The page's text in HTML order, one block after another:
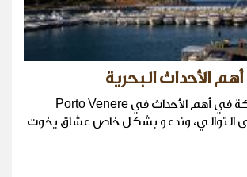
الأحداث البحرية
ندعوكم للمشاركة في أهم الأحداث في Porto Venere
التوالي، وندعو بشكل خاص عشاق يخوت